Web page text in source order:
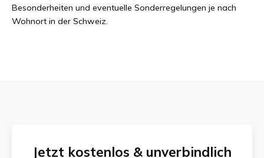
Besonderheiten und eventuelle Sonderregelungen je nach
Wohnort in der Schweiz.
Jetzt kostenlos & unverbindlich